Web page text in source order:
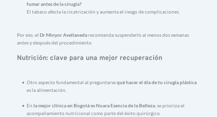
fumar antes de la cirugía?
El tabaco afecta la cicatrización y aumenta el riesgo de complicaciones.
Por eso, el Dr Minyor Avellanedarecomienda suspenderlo al menos dos semanas
antes y después del procedimiento.
Nutrición: clave para una mejor recuperación
Otro aspecto fundamental al preguntarse qué hacer el día de tu cirugía plástica
es la alimentación.
En la mejor clínica en Bogotá es Nuara Esencia de la Belleza se prioriza el
acompañamiento nutricional como parte del éxito quirúrgico.